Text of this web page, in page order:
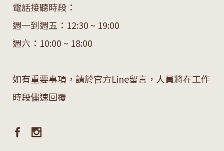
電話接聽時段：
週一到週五：12:30 ~ 19:00
週六：10:00 ~ 18:00
如有重要事項，請於官方Line留言，人員將在工作
時段儘速回覆